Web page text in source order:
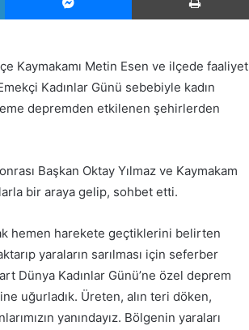
Kaymakamı Metin Esen ve ilçede faaliyet
Kadınlar Günü sebebiyle kadın
depremden etkilenen şehirlerden
Başkan Oktay Yılmaz ve Kaymakam
bir araya gelip, sohbet etti.
hemen harekete geçtiklerini belirten
yaraların sarılması için seferber
Dünya Kadınlar Günü’ne özel deprem
uğurladık. Üreten, alın teri döken,
yanındayız. Bölgenin yaraları